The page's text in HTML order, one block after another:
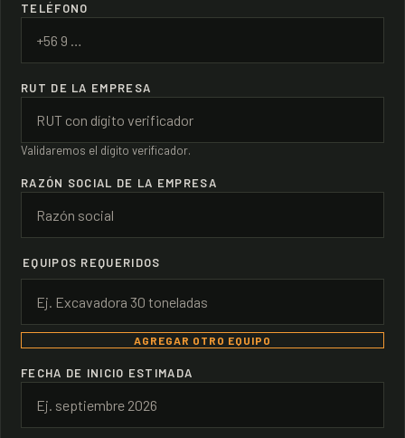
TELÉFONO
RUT DE LA EMPRESA
Validaremos el dígito verificador.
RAZÓN SOCIAL DE LA EMPRESA
EQUIPOS REQUERIDOS
AGREGAR OTRO EQUIPO
FECHA DE INICIO ESTIMADA